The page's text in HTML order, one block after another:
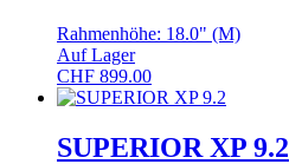
Rahmenhöhe: 18.0" (M)
Auf Lager
CHF 899.00
SUPERIOR XP 9.2